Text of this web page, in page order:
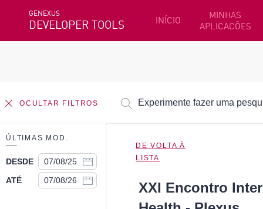
GENEXUS
DEVELOPER TOOLS INÍCIO
MINHAS
APLICACÕES